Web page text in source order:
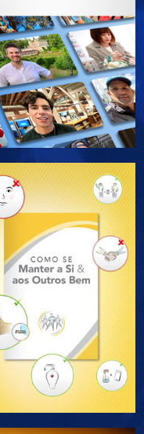
EXPLORE A SÉRIE